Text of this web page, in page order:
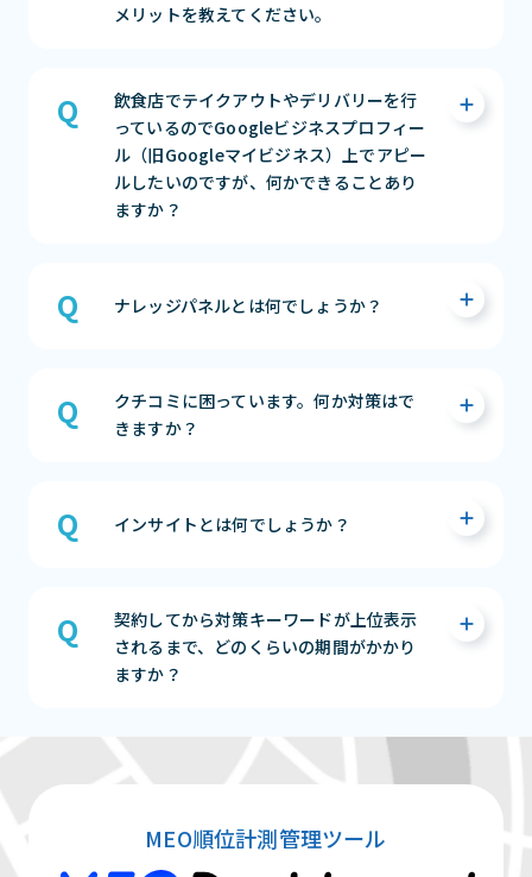
・店舗の基本情報（住所、電話番号、営業時
できる
・クチコミの管理およびクチコミ返信ができ
る
・リアルタイムの情報発信ができる（イベン
ト・最新情報・特典）
まずは相談する（無料）
メリットを教えてください。
イビジネス）に登録することのメリットは4つ
あります。
・自分の店舗の「正しい情報」を管理ができ
る
・無料で集客活動ができる
飲食店でテイクアウトやデリバリーを行
っているのでGoogleビジネスプロフィー
ル（旧Googleマイビジネス）上でアピー
ルしたいのですが、何かできることあり
ますか？
詳細」や「属性」項目にて設定いただくこと
「ドライブスルー」「テイクアウト」「高齢
者限定の時間」など、サービスによって営業時
ます。
【属性】※飲食店限定
Googleビジネスプロフィール管理画面の「情
報」→「属性」から設定することができます。
ウト」「デリバリー」のアイコンが出るように
まずは相談する（無料）
ナレッジパネルとは何でしょうか？
ースには通常のWebサイト検索結果が表示さ
れ、右側にはビジネスの詳細が表示されます。
まずは相談する（無料）
クチコミに困っています。何か対策はで
きますか？
クチコミの一括返信や、テンプレートでのク
ますので、過去からの店舗の接客レベルがあが
っているかの確認ができ、日々のPDCAでより
よい店舗営業をすることが可能になります。
インサイトとは何でしょうか？
れたかを確認できます。
Google 検索やGoogle マップが使われるか、
検索後どのような行動を取ったかの確認をす
契約してから対策キーワードが上位表示
されるまで、どのくらいの期間がかかり
ますか？
GoogleのMAPアルゴリズムや、GMBにリンク
上位表示がなされる期間に関しては、選定キ
MEO順位計測管理ツール